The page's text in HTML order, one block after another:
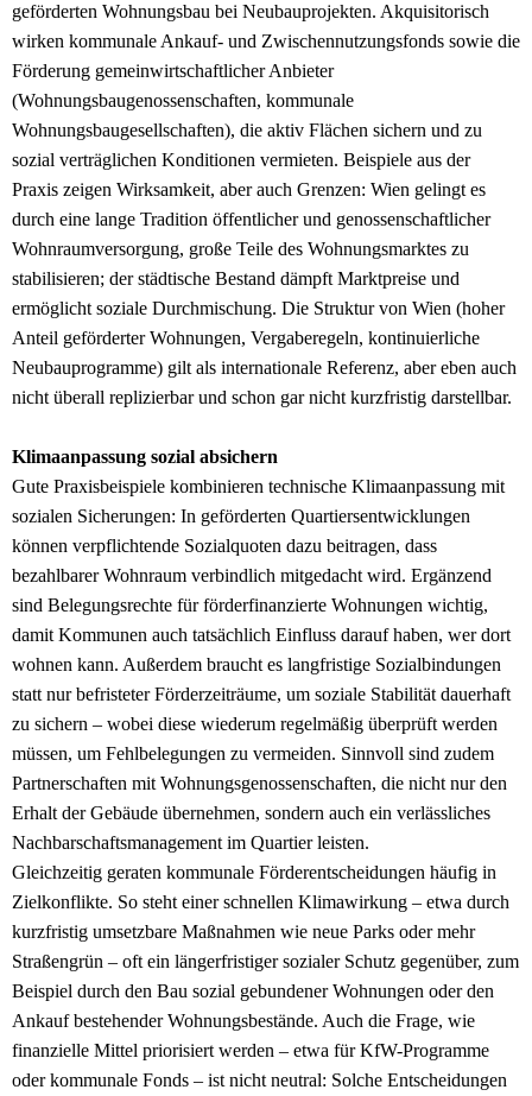
geförderten Wohnungsbau bei Neubauprojekten. Akquisitorisch
wirken kommunale Ankauf- und Zwischennutzungsfonds sowie die
Förderung gemeinwirtschaftlicher Anbieter
(Wohnungsbaugenossenschaften, kommunale
Wohnungsbaugesellschaften), die aktiv Flächen sichern und zu
sozial verträglichen Konditionen vermieten. Beispiele aus der
Praxis zeigen Wirksamkeit, aber auch Grenzen: Wien gelingt es
durch eine lange Tradition öffentlicher und genossenschaftlicher
Wohnraumversorgung, große Teile des Wohnungsmarktes zu
stabilisieren; der städtische Bestand dämpft Marktpreise und
ermöglicht soziale Durchmischung. Die Struktur von Wien (hoher
Anteil geförderter Wohnungen, Vergaberegeln, kontinuierliche
Neubauprogramme) gilt als internationale Referenz, aber eben auch
nicht überall replizierbar und schon gar nicht kurzfristig darstellbar.
Klimaanpassung sozial absichern
Gute Praxisbeispiele kombinieren technische Klimaanpassung mit
sozialen Sicherungen: In geförderten Quartiersentwicklungen
können verpflichtende Sozialquoten dazu beitragen, dass
bezahlbarer Wohnraum verbindlich mitgedacht wird. Ergänzend
sind Belegungsrechte für förderfinanzierte Wohnungen wichtig,
damit Kommunen auch tatsächlich Einfluss darauf haben, wer dort
wohnen kann. Außerdem braucht es langfristige Sozialbindungen
statt nur befristeter Förderzeiträume, um soziale Stabilität dauerhaft
zu sichern – wobei diese wiederum regelmäßig überprüft werden
müssen, um Fehlbelegungen zu vermeiden. Sinnvoll sind zudem
Partnerschaften mit Wohnungsgenossenschaften, die nicht nur den
Erhalt der Gebäude übernehmen, sondern auch ein verlässliches
Nachbarschaftsmanagement im Quartier leisten.
Gleichzeitig geraten kommunale Förderentscheidungen häufig in
Zielkonflikte. So steht einer schnellen Klimawirkung – etwa durch
kurzfristig umsetzbare Maßnahmen wie neue Parks oder mehr
Straßengrün – oft ein längerfristiger sozialer Schutz gegenüber, zum
Beispiel durch den Bau sozial gebundener Wohnungen oder den
Ankauf bestehender Wohnungsbestände. Auch die Frage, wie
finanzielle Mittel priorisiert werden – etwa für KfW-Programme
oder kommunale Fonds – ist nicht neutral: Solche Entscheidungen